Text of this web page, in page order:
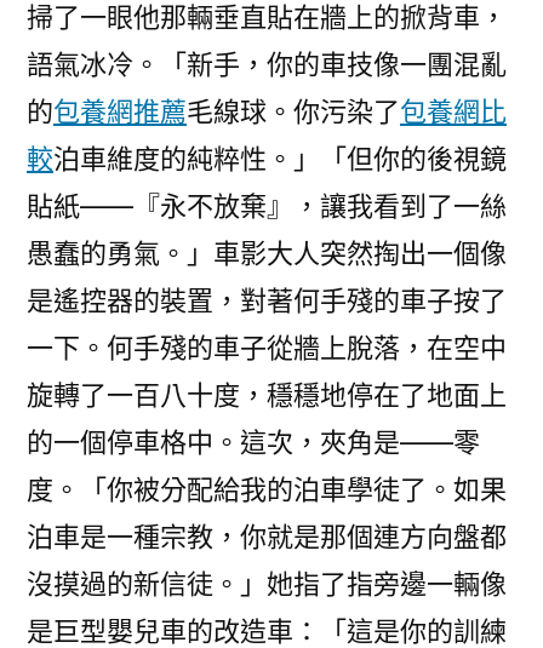
掃了一眼他那輛垂直貼在牆上的掀背車，
語氣冰冷。「新手，你的車技像一團混亂
的包養網推薦毛線球。你污染了包養網比
較泊車維度的純粹性。」「但你的後視鏡
貼紙——『永不放棄』，讓我看到了一絲
愚蠢的勇氣。」車影大人突然掏出一個像
是遙控器的裝置，對著何手殘的車子按了
一下。何手殘的車子從牆上脫落，在空中
旋轉了一百八十度，穩穩地停在了地面上
的一個停車格中。這次，夾角是——零
度。「你被分配給我的泊車學徒了。如果
泊車是一種宗教，你就是那個連方向盤都
沒摸過的新信徒。」她指了指旁邊一輛像
是巨型嬰兒車的改造車：「這是你的訓練